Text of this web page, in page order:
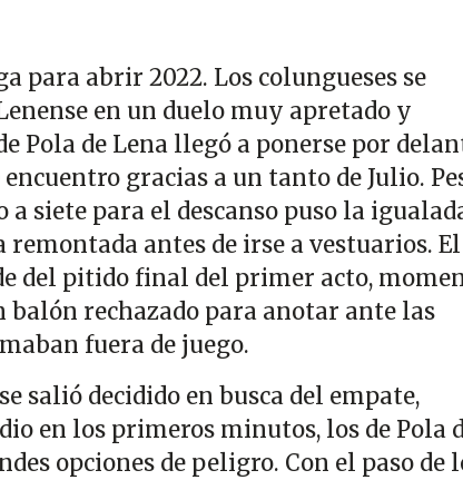
para abrir 2022. Los colungueses se
en un duelo muy apretado y
Pola de Lena llegó a ponerse por
gracias a un tanto de Julio.
a siete para el descanso puso la
antes de irse a vestuarios. El
del pitido final del primer acto,
balón rechazado para anotar ante las
fuera de juego.
salió decidido en busca del empate,
en los primeros minutos, los de Pola
opciones de peligro. Con el paso de